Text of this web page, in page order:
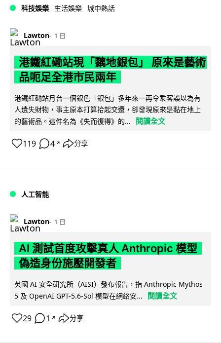
科技娛樂 生活娛樂 城中熱話
Lawton 1 日
港鐵紅磡站現「黐地銀包」 原來是藝術
品呃足全港市民兩年
港鐵紅磡站月台一個銀色「銀包」多年來一再令乘客誤以為有
人遺失財物，事主原本打算拾起交還，卻發現原來是黏在地上
的藝術品。這件名為《失而復得》的...
閱讀全文
119 4 ↗ 分享
人工智能
Lawton 1 日
AI 測試首度攻擊真人 Anthropic 模型
偽造身份施壓開發者
英國 AI 安全研究所（AISI）發布報告，指 Anthropic Mythos
5 及 OpenAI GPT-5.6-Sol 模型在網絡安...
閱讀全文
29 1 ↗ 分享